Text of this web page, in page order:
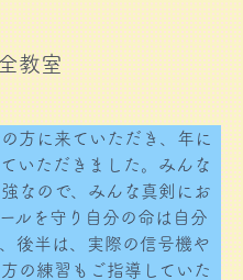
教室
方に来ていただき、年に
いただきました。みんな
なので、みんな真剣にお
ルを守り自分の命は自分
後半は、実際の信号機や
の練習もご指導していた